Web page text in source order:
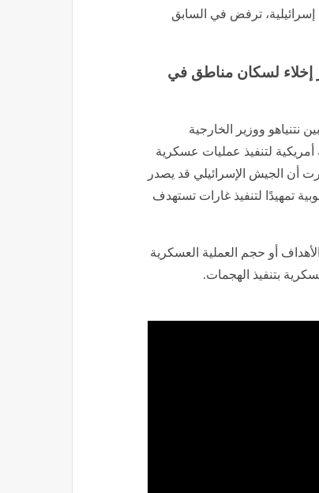
إسرائيلية، ترفض في السابق
إخلاء لسكان مناطق في
ووزير الخارجية
لتنفيذ عمليات عسكرية
إلى أن القناة 14 الإسرائيلية ذكرت أن الجيش الإسرائيلي قد يصدر
تمهيدًا لتنفيذ غارات تستهدف
أو حجم العملية العسكرية
بتنفيذ الهجمات.